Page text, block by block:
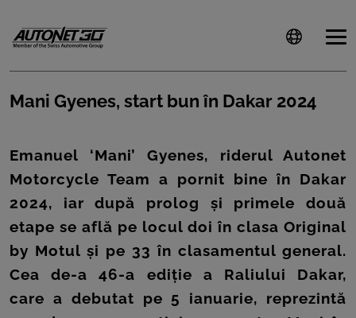
CLIENTI
CARIERE
DOCUMENTE
UTILE
CSR
Mani Gyenes, start bun în Dakar 2024
Emanuel ‘Mani’ Gyenes, riderul Autonet
Motorcycle Team a pornit bine în Dakar
2024, iar după prolog și primele două
etape se află pe locul doi în clasa Original
by Motul și pe 33 în clasamentul general.
Cea de-a 46-a ediție a Raliului Dakar,
care a debutat pe 5 ianuarie, reprezintă